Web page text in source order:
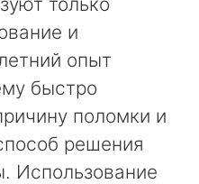
и
опыт
быстро
поломки и
решения
Использование